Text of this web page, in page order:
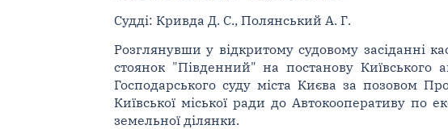
Судді: Кривда Д. С., Полянський А. Г.
Розглянувши у відкритому судовому засіданні
стоянок "Південний" на постанову Київського
Господарського суду міста Києва за позовом
Київської міської ради до Автокооперативу по
земельної ділянки.